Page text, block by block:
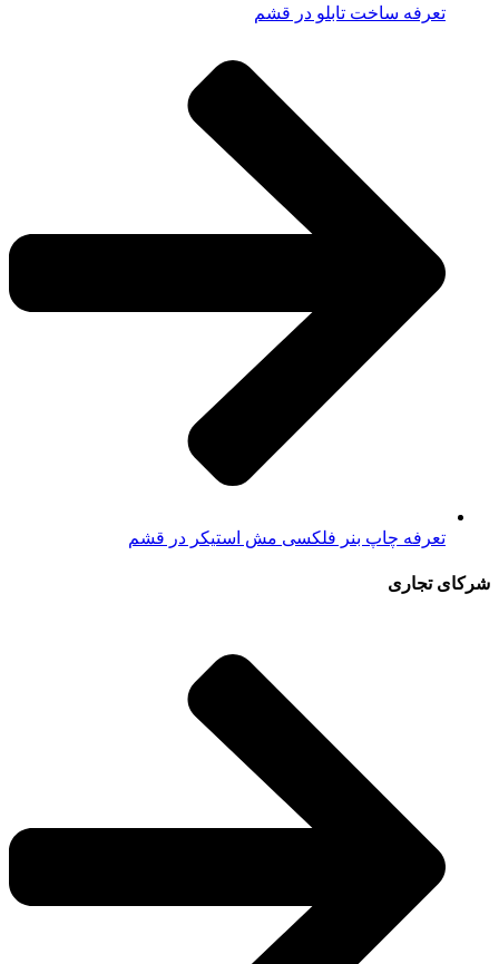
تعرفه ساخت تابلو در قشم
تعرفه چاپ بنر فلکسی مش استیکر در قشم
شرکای تجاری